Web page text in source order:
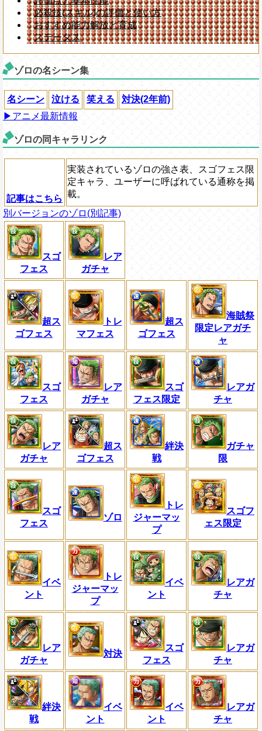
必殺技(スキル)の評価と使い方
おすすめ能力解放と育成
ステータス
ゾロの名シーン集
名シーン 泣ける 笑える
対決(2年前)
▶アニメ最新情報
ゾロの同キャラリンク
記事はこちら
実装されているゾロの強さ表、スゴフェス限
定キャラ、ユーザーに呼ばれている通称を掲
載。
別バージョンのゾロ(別記事)
スゴ
フェス
レア
ガチャ
超ス
ゴフェス
トレ
マフェス
超ス
ゴフェス
海賊祭
限定レアガチ
ャ
スゴ
フェス
レア
ガチャ
スゴ
フェス限定
レアガ
チャ
レア
ガチャ
超ス
ゴフェス
絆決
戦
ガチャ
限
スゴ
フェス
ゾロ
トレ
ジャーマッ
プ
スゴフ
ェス限定
イベ
ント
トレ
ジャーマッ
プ
イベ
ント
レアガ
チャ
レア
ガチャ
対決
スゴ
フェス
レアガ
チャ
絆決
戦
イベ
ント
イベ
ント
レアガ
チャ